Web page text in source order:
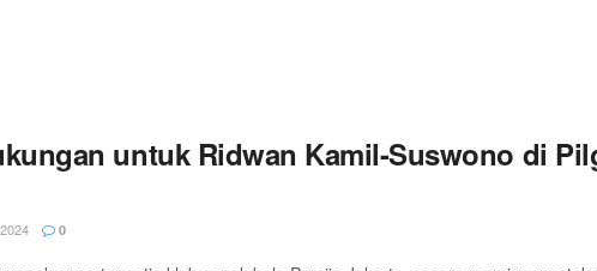
untuk Ridwan Kamil-Suswono di
0